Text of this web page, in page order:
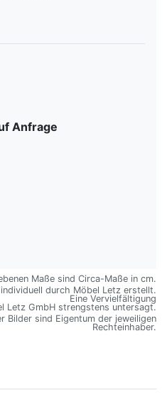
Anfrage
Maße sind Circa-Maße in cm.
durch Möbel Letz erstellt.
Eine Vervielfältigung
Letz GmbH strengstens untersagt.
Bilder sind Eigentum der jeweiligen
Rechteinhaber.